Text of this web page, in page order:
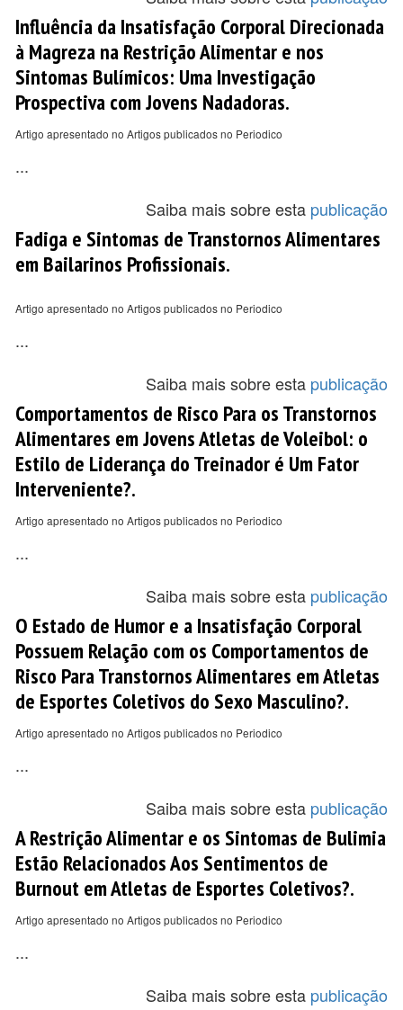
Influência da Insatisfação Corporal Direcionada
à Magreza na Restrição Alimentar e nos
Sintomas Bulímicos: Uma Investigação
Prospectiva com Jovens Nadadoras.
Artigo apresentado no Artigos publicados no Periodico
...
Saiba mais sobre esta publicação
Fadiga e Sintomas de Transtornos Alimentares
em Bailarinos Profissionais.
Artigo apresentado no Artigos publicados no Periodico
...
Saiba mais sobre esta publicação
Comportamentos de Risco Para os Transtornos
Alimentares em Jovens Atletas de Voleibol: o
Estilo de Liderança do Treinador é Um Fator
Interveniente?.
Artigo apresentado no Artigos publicados no Periodico
...
Saiba mais sobre esta publicação
O Estado de Humor e a Insatisfação Corporal
Possuem Relação com os Comportamentos de
Risco Para Transtornos Alimentares em Atletas
de Esportes Coletivos do Sexo Masculino?.
Artigo apresentado no Artigos publicados no Periodico
...
Saiba mais sobre esta publicação
A Restrição Alimentar e os Sintomas de Bulimia
Estão Relacionados Aos Sentimentos de
Burnout em Atletas de Esportes Coletivos?.
Artigo apresentado no Artigos publicados no Periodico
...
Saiba mais sobre esta publicação